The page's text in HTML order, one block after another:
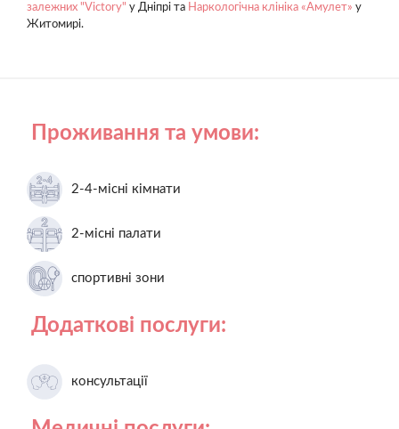
залежних "Victory" у Дніпрі та Наркологічна клініка «Амулет» у
Житомирі.
Проживання та умови:
2-4-місні кімнати
2-місні палати
спортивні зони
Додаткові послуги:
консультації